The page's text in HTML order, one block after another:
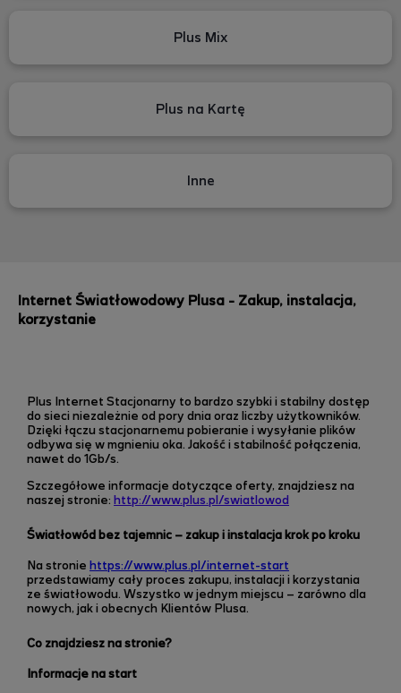
Plus Mix
Plus na Kartę
Inne
Internet Światłowodowy Plusa - Zakup, instalacja,
korzystanie
Plus Internet Stacjonarny to bardzo szybki i stabilny dostęp
do sieci niezależnie od pory dnia oraz liczby użytkowników.
Dzięki łączu stacjonarnemu pobieranie i wysyłanie plików
odbywa się w mgnieniu oka. Jakość i stabilność połączenia,
nawet do 1Gb/s.
Szczegółowe informacje dotyczące oferty, znajdziesz na
naszej stronie: http://www.plus.pl/swiatlowod
Światłowód bez tajemnic – zakup i instalacja krok po kroku
Na stronie https://www.plus.pl/internet-start
przedstawiamy cały proces zakupu, instalacji i korzystania
ze światłowodu. Wszystko w jednym miejscu – zarówno dla
nowych, jak i obecnych Klientów Plusa.
Co znajdziesz na stronie?
Informacje na start